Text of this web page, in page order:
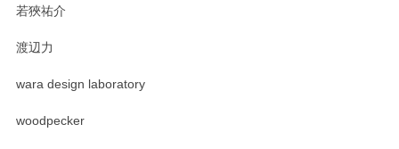
若狹祐介
渡辺力
wara design laboratory
woodpecker